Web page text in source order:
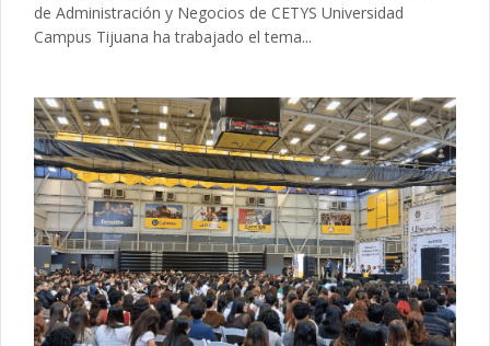
de Administración y Negocios de CETYS Universidad
Campus Tijuana ha trabajado el tema...